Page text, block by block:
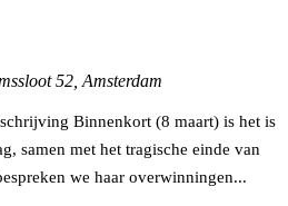
52, Amsterdam
Binnenkort (8 maart) is het is
samen met het tragische einde van
we haar overwinningen...